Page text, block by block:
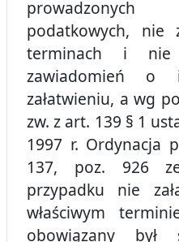
podatkowych, nie
terminach i nie
zawiadomień o
załatwieniu, a wg
zw. z art. 139 § 1
1997 r. Ordynacja
137, poz. 926
przypadku nie
właściwym
obowiązany był